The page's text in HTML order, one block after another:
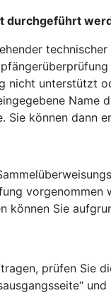
durchgeführt
unterstützt
können dann
können Sie
prüfen Sie